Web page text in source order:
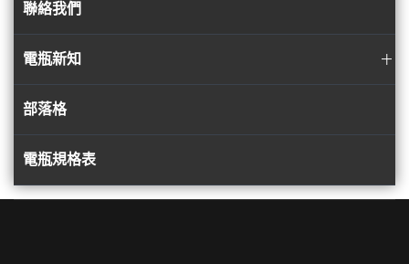
聯絡我們
電瓶新知
部落格
電瓶規格表